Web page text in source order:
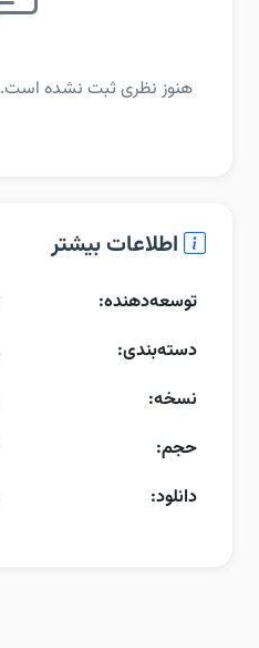
هنوز نظری ثبت نشده است.
اطلاعات بیشتر
توسعه‌دهنده:
دسته‌بندی:
نسخه:
حجم:
دانلود: